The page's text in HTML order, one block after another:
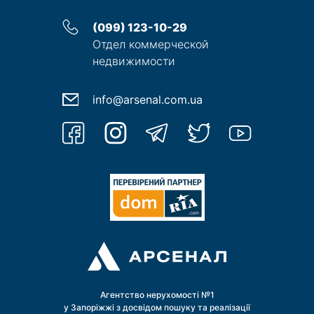
ТЕХНОЛОГІЇ ТА ЕНЕРГОЕФЕКТИВНІСТЬ:
* Стіни-сендвіч: Ракушняк (природне тепло) утеплювач
пінопласт 50 мм зовнішня обробка клінкерною цеглою.
* Вікна: Німецький профіль KÖMMERLING (80 мм) та
енергозбереження.
* Опалення: Весь 1-й поверх — водяна тепла підлога.
На 2-му поверсі встановлено радіатори.
* Дах: Металочерпиця з посиленим утепленням,
водостічна система Marley (Німеччина).
переливом (8,8 м³ загалом). Димохід загільзований
ЧОМУ ЦЕЙ БУДИНОК ВАРТИЙ ВАШОЇ УВАГИ:
- Висока якість будівництва (плити перекриття ЗБ).
водовідведення.
- Стан «під фінішне оздоблення» — втілюйте свій
дизайн-проєкт.
Хортицького району.Агентство нерухомості №1
у Запоріжжі з досвідом пошуку та реалізації
(099) 123-10-29
Отдел коммерческой
недвижимости
info@arsenal.com.ua